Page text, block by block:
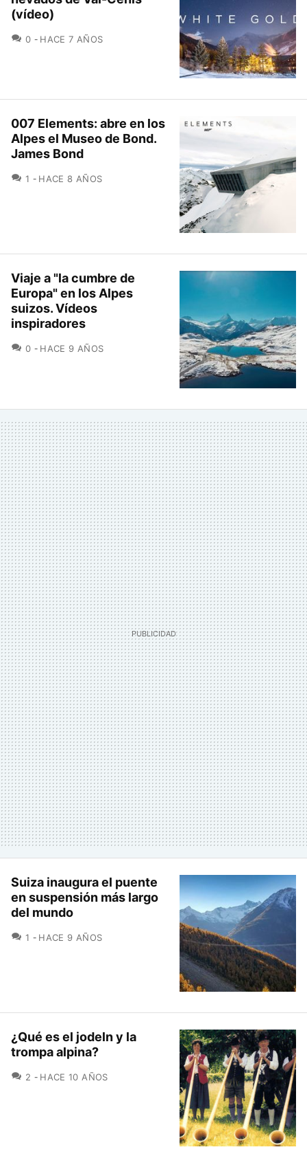
(vídeo)
0 COMENTARIOS
HACE 7 AÑOS
007 Elements: abre en los
Alpes el Museo de Bond.
James Bond
1 COMENTARIOS
HACE 8 AÑOS
Viaje a "la cumbre de
Europa" en los Alpes
suizos. Vídeos
inspiradores
0 COMENTARIOS
HACE 9 AÑOS
Suiza inaugura el puente
en suspensión más largo
del mundo
1 COMENTARIOS
HACE 9 AÑOS
¿Qué es el jodeln y la
trompa alpina?
2 COMENTARIOS
HACE 10 AÑOS